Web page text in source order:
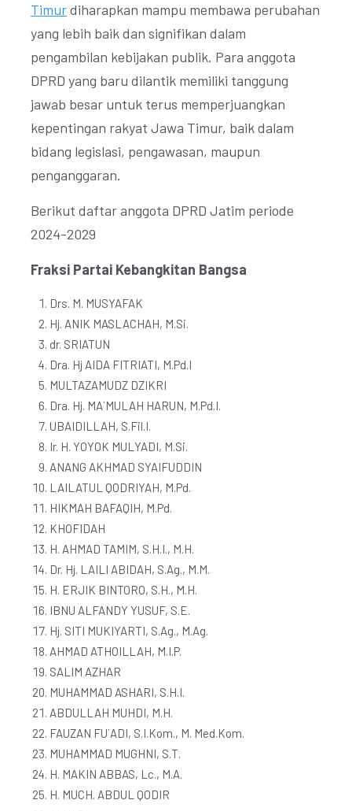
Timurdiharapkan mampu membawa perubahan
yang lebih baik dan signifikan dalam
pengambilan kebijakan publik. Para anggota
DPRD yang baru dilantik memiliki tanggung
jawab besar untuk terus memperjuangkan
kepentingan rakyat Jawa Timur, baik dalam
bidang legislasi, pengawasan, maupun
penganggaran.
Berikut daftar anggota DPRD Jatim periode
2024-2029
Fraksi Partai Kebangkitan Bangsa
Drs. M. MUSYAFAK
Hj. ANIK MASLACHAH, M.Si.
dr. SRIATUN
Dra. Hj AIDA FITRIATI, M.Pd.I
MULTAZAMUDZ DZIKRI
Dra. Hj. MA`MULAH HARUN, M.Pd.I.
UBAIDILLAH, S.Fil.I.
Ir. H. YOYOK MULYADI, M.Si.
ANANG AKHMAD SYAIFUDDIN
LAILATUL QODRIYAH, M.Pd.
HIKMAH BAFAQIH, M.Pd.
KHOFIDAH
H. AHMAD TAMIM, S.H.I., M.H.
Dr. Hj. LAILI ABIDAH, S.Ag., M.M.
H. ERJIK BINTORO, S.H., M.H.
IBNU ALFANDY YUSUF, S.E.
Hj. SITI MUKIYARTI, S.Ag., M.Ag.
AHMAD ATHOILLAH, M.I.P.
SALIM AZHAR
MUHAMMAD ASHARI, S.H.I.
ABDULLAH MUHDI, M.H.
FAUZAN FU`ADI, S.I.Kom., M. Med.Kom.
MUHAMMAD MUGHNI, S.T.
H. MAKIN ABBAS, Lc., M.A.
H. MUCH. ABDUL QODIR